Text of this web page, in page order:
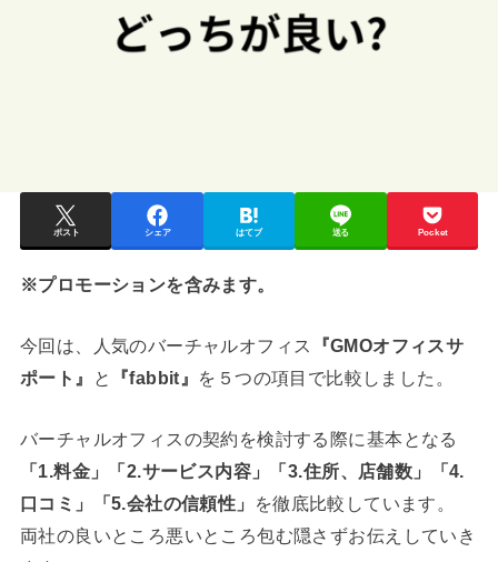
ポスト シェア はてブ 送る Pocket
※プロモーションを含みます。
今回は、人気のバーチャルオフィス
『GMOオフィスサ
ポート』
と 『fabbit』 を５つの項目で比較しました。
バーチャルオフィスの契約を検討する際に基本となる
「1.料金」「2.サービス内容」「3.住所、店舗数」「4.
口コミ」「5.会社の信頼性」
を徹底比較しています。
両社の良いところ悪いところ包む隠さずお伝えしていき